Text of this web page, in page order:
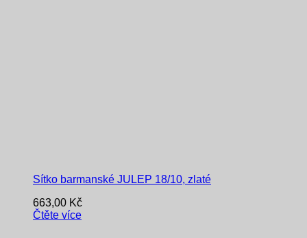
Sítko barmanské JULEP 18/10, zlaté
663,00 Kč
Čtěte více